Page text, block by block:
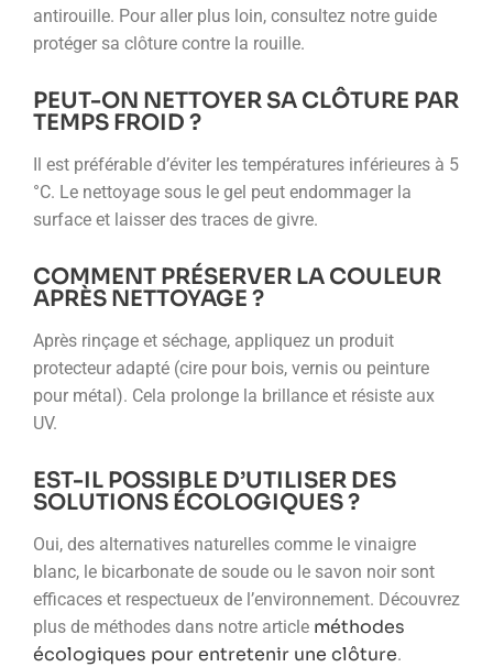
antirouille. Pour aller plus loin, consultez notre guide
protéger sa clôture contre la rouille.
PEUT-ON NETTOYER SA CLÔTURE PAR
TEMPS FROID ?
Il est préférable d’éviter les températures inférieures à 5
°C. Le nettoyage sous le gel peut endommager la
surface et laisser des traces de givre.
COMMENT PRÉSERVER LA COULEUR
APRÈS NETTOYAGE ?
Après rinçage et séchage, appliquez un produit
protecteur adapté (cire pour bois, vernis ou peinture
pour métal). Cela prolonge la brillance et résiste aux
UV.
EST-IL POSSIBLE D’UTILISER DES
SOLUTIONS ÉCOLOGIQUES ?
Oui, des alternatives naturelles comme le vinaigre
blanc, le bicarbonate de soude ou le savon noir sont
efficaces et respectueux de l’environnement. Découvrez
plus de méthodes dans notre article méthodes
écologiques pour entretenir une clôture.